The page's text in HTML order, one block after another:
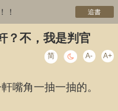
！ 追書
？不，我是判官
简 A- A+
嘴角一抽一抽的。